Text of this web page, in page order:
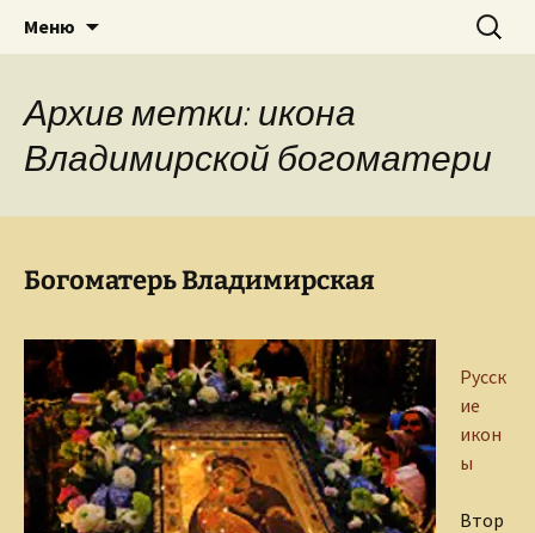
Сайт Ольги Грибановой
Творческое пространство писателя,
поэта, публициста, литературоведа
Ольги Грибановой
Меню Найти:
Архив метки: икона
Владимирской богоматери
Богоматерь Владимирская
Русск
ие
икон
ы
Втор